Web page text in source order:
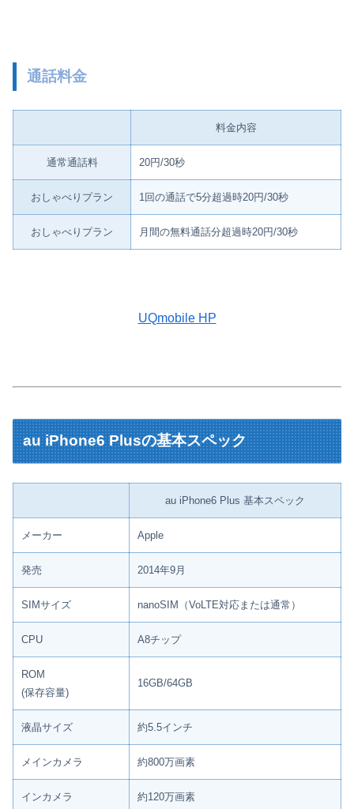
通話料金
料金内容
通常通話料 20円/30秒
おしゃべりプラン 1回の通話で5分超過時20円/30秒
おしゃべりプラン 月間の無料通話分超過時20円/30秒
UQmobile HP
au iPhone6 Plusの基本スペック
au iPhone6 Plus 基本スペック
メーカー Apple
発売 2014年9月
SIMサイズ nanoSIM（VoLTE対応または通常）
CPU A8チップ
ROM
(保存容量)
16GB/64GB
液晶サイズ 約5.5インチ
メインカメラ 約800万画素
インカメラ 約120万画素